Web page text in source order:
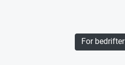
For bedrifter